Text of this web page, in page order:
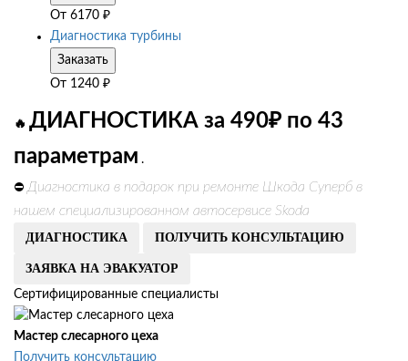
От 6170 ₽
Диагностика турбины
Заказать
От 1240 ₽
🔥 ДИАГНОСТИКА за 490₽ по 43
параметрам .
⛔ Диагностика в подарок при ремонте Шкода Суперб в
нашем специализированном автосервисе Skoda
ДИАГНОСТИКА ПОЛУЧИТЬ КОНСУЛЬТАЦИЮ
ЗАЯВКА НА ЭВАКУАТОР
Сертифицированные специалисты
Мастер слесарного цеха
Получить консультацию